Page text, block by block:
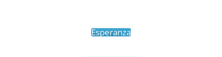
Esperanza